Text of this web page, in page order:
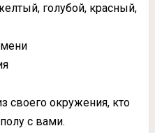
голубой, красный,
своего окружения, кто
с вами.